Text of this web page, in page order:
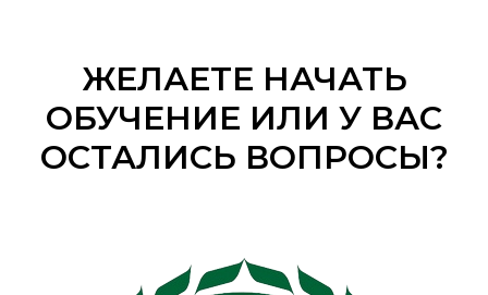
ЖЕЛАЕТЕ НАЧАТЬ
ОБУЧЕНИЕ ИЛИ У ВАС
ОСТАЛИСЬ ВОПРОСЫ?